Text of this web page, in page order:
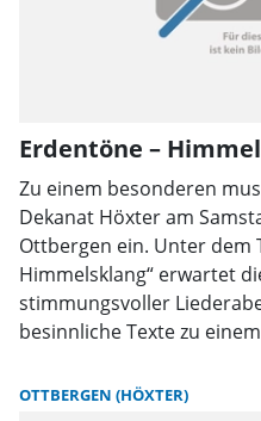
Erdentöne –
Zu einem besonderen
Dekanat Höxter am
Ottbergen ein. Unter dem
Himmelsklang“ erwartet
stimmungsvoller
besinnliche Texte zu
Eintritt ist frei. Eine
OTTBERGEN (HÖXTER)